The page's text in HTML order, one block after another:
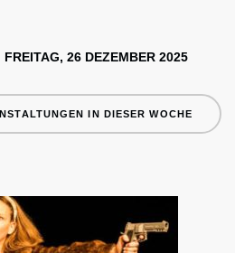
26 DEZEMBER 2025
IN DIESER WOCHE